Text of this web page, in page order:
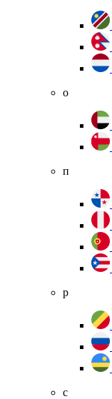
о
п
р
с